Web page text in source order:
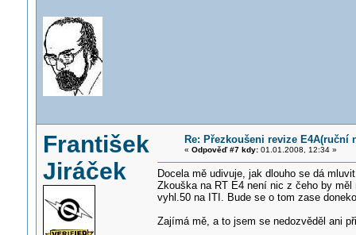
František
Jiráček
Re: Přezkoušeni revize E4A(ruční
« Odpověď #7 kdy:01.01.2008, 12:34 »
Docela mě udivuje, jak dlouho se dá
Zkouška na RT E4 není nic z čeho by
vyhl.50 na ITI. Bude se o tom zase
Zajímá mě, a to jsem se nedozvěděl ani